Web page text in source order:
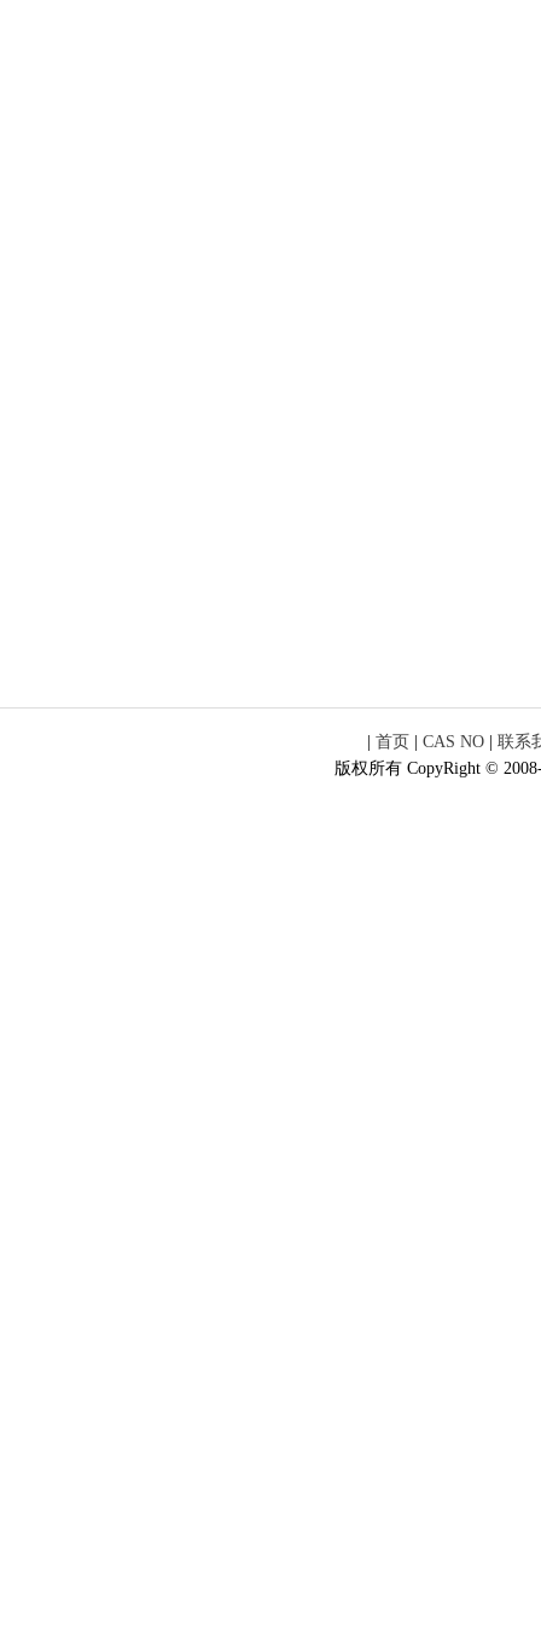
首页 CAS NO
联系
版权所有 CopyRight ©